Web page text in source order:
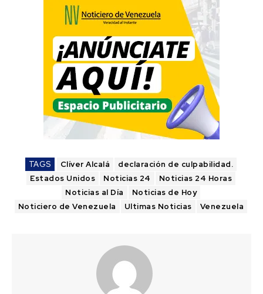
TAGS Clíver Alcalá
declaración de culpabilidad.
Estados Unidos
Noticias 24
Noticias 24 Horas
Noticias al Día
Noticias de Hoy
Noticiero de Venezuela
Ultimas Noticias Venezuela